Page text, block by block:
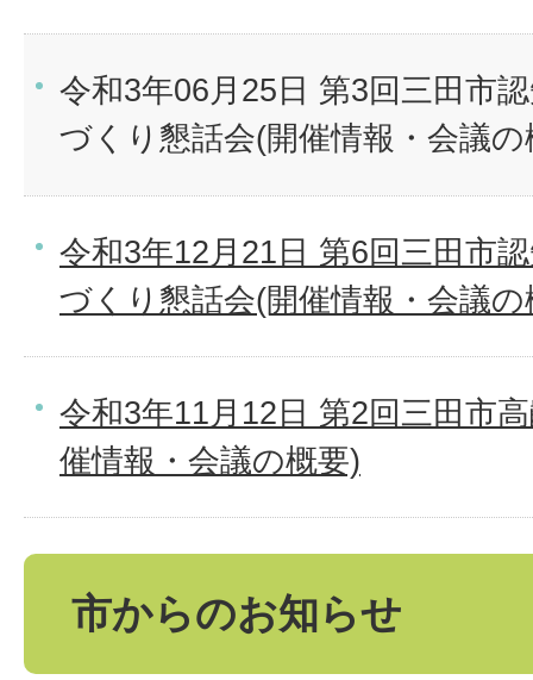
令和3年06月25日 第3回三田市
づくり懇話会(開催情報・会議の
令和3年12月21日 第6回三田市
づくり懇話会(開催情報・会議の
令和3年11月12日 第2回三田市
催情報・会議の概要)
市からのお知らせ